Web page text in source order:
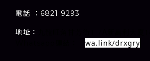
電話 ：6821 9293
地址：
wa.link/drxgry